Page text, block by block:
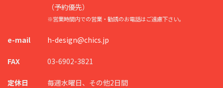
（予約優先）
※営業時間内での営業・勧誘のお電話はご遠慮下さい。
e-mail h-design@chics.jp
FAX 03-6902-3821
定休日
毎週水曜日、その他2日間